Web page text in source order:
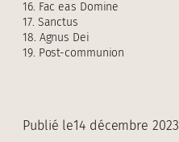
16. Fac eas Domine
17. Sanctus
18. Agnus Dei
19. Post-communion
Publié le14 décembre 2023